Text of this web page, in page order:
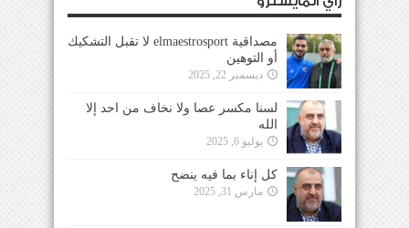
مصداقية elmaestrosport لا تقبل التشكيك
أو التوهين
ديسمبر 22, 2025
لسنا مكسر عصا ولا نخاف من احد إلا
الله
يوليو 6, 2025
كل إناء بما فيه ينضح
مارس 31, 2025